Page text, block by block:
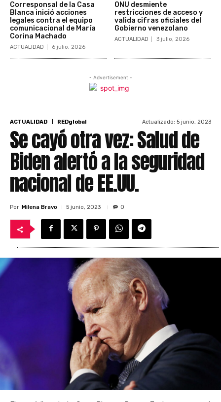
Corresponsal de la Casa
Blanca inició acciones
legales contra el equipo
comunicacional de María
Corina Machado
ACTUALIDAD 6 julio, 2026
ONU desmiente
restricciones de acceso y
valida cifras oficiales del
Gobierno venezolano
ACTUALIDAD 3 julio, 2026
- Advertisement -